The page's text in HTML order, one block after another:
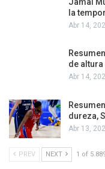
la
Abr 14,
de altura
Abr 14,
dureza,
Abr 13,
PREV NEXT 1 of